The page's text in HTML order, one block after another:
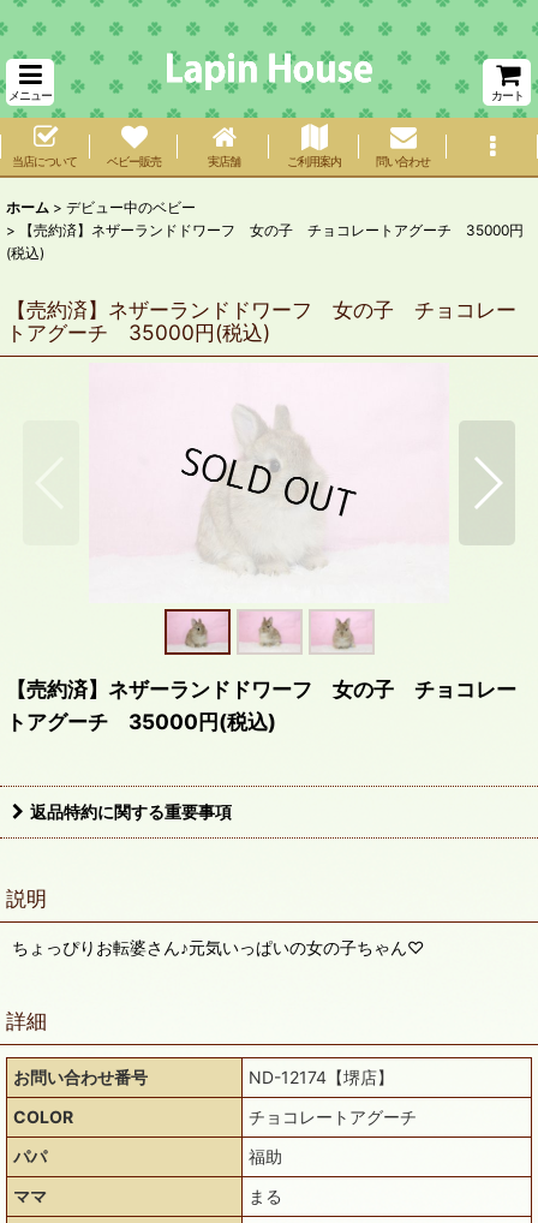
メニュー カート
当店について ベビー販売 実店舗 ご利用案内 問い合わせ
ホーム > デビュー中のベビー
>
【売約済】ネザーランドドワーフ 女の子 チョコレートアグーチ 35000円
(税込)
【売約済】ネザーランドドワーフ 女の子 チョコレー
トアグーチ 35000円(税込)
【売約済】ネザーランドドワーフ 女の子 チョコレー
トアグーチ 35000円(税込)
返品特約に関する重要事項
説明
ちょっぴりお転婆さん♪元気いっぱいの女の子ちゃん♡
詳細
お問い合わせ番号
ND-12174【堺店】
COLOR
チョコレートアグーチ
パパ
福助
ママ
まる